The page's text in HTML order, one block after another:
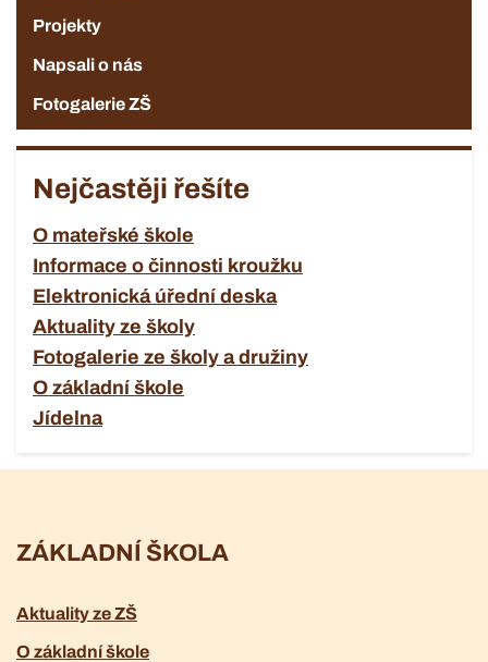
Projekty
Napsali o nás
Fotogalerie ZŠ
Nejčastěji řešíte
O mateřské škole
Informace o činnosti kroužku
Elektronická úřední deska
Aktuality ze školy
Fotogalerie ze školy a družiny
O základní škole
Jídelna
ZÁKLADNÍ ŠKOLA
Aktuality ze ZŠ
O základní škole